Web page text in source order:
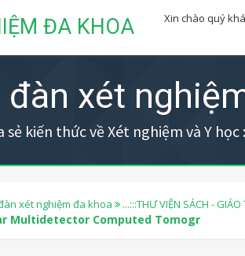
ĐA KHOA Xin chào quý
đàn xét
sẻ kiến thức về Xét nghiệm và Y học
xét nghiệm đa khoa ...:::THƯ VIỆN SÁCH - GIÁO
Multidetector Computed Tomogr